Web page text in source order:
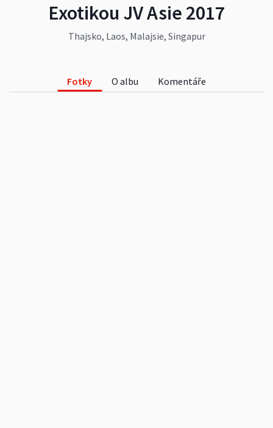
Exotikou JV Asie 2017
Thajsko, Laos, Malajsie, Singapur
Fotky O albu Komentáře